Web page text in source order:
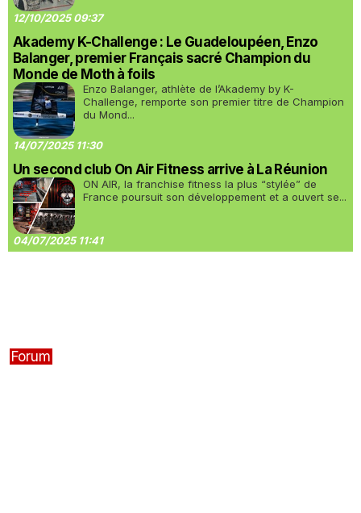
12/10/2025 09:37
Akademy K-Challenge : Le Guadeloupéen, Enzo
Balanger, premier Français sacré Champion du
Monde de Moth à foils
Enzo Balanger, athlète de l’Akademy by K-
Challenge, remporte son premier titre de Champion
du Mond...
14/07/2025 11:30
Un second club On Air Fitness arrive à La Réunion
ON AIR, la franchise fitness la plus “stylée” de
France poursuit son développement et a ouvert se...
04/07/2025 11:41
Forum